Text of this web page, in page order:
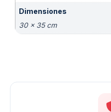
Dimensiones
30 × 35 cm